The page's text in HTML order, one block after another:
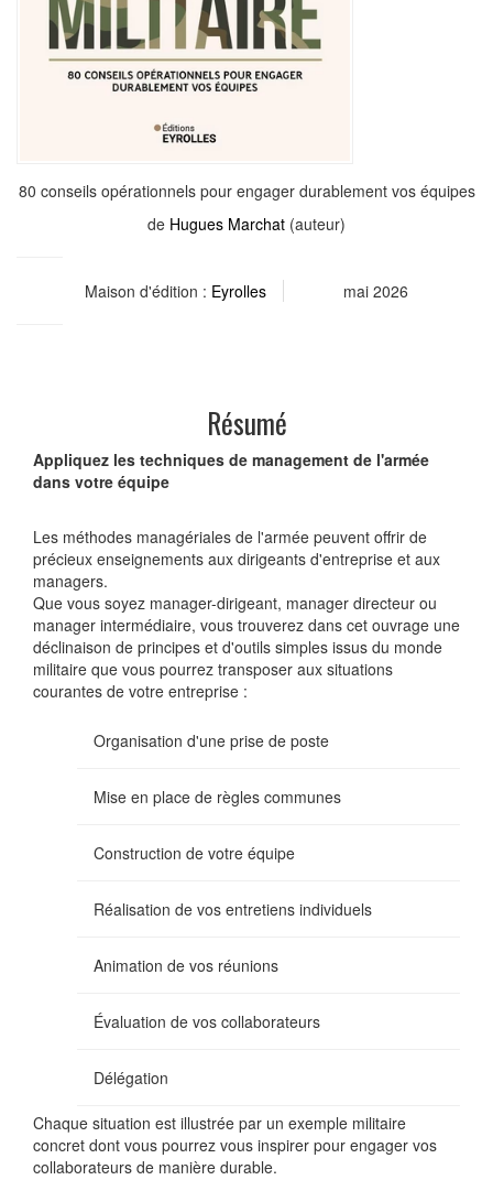
80 conseils opérationnels pour engager durablement vos équipes
de Hugues Marchat (auteur)
Maison d'édition : Eyrolles mai 2026
Résumé
Appliquez les techniques de management de l'armée
dans votre équipe
Les méthodes managériales de l'armée peuvent offrir de
précieux enseignements aux dirigeants d'entreprise et aux
managers.
Que vous soyez manager-dirigeant, manager directeur ou
manager intermédiaire, vous trouverez dans cet ouvrage une
déclinaison de principes et d'outils simples issus du monde
militaire que vous pourrez transposer aux situations
courantes de votre entreprise :
Organisation d'une prise de poste
Mise en place de règles communes
Construction de votre équipe
Réalisation de vos entretiens individuels
Animation de vos réunions
Évaluation de vos collaborateurs
Délégation
Chaque situation est illustrée par un exemple militaire
concret dont vous pourrez vous inspirer pour engager vos
collaborateurs de manière durable.